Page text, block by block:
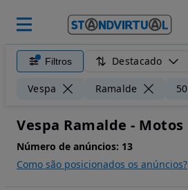
Filtros Destacado
Vespa Ramalde
Vespa Ramalde - Motos
Número de anúncios: 13
Como são posicionados os anúncios?